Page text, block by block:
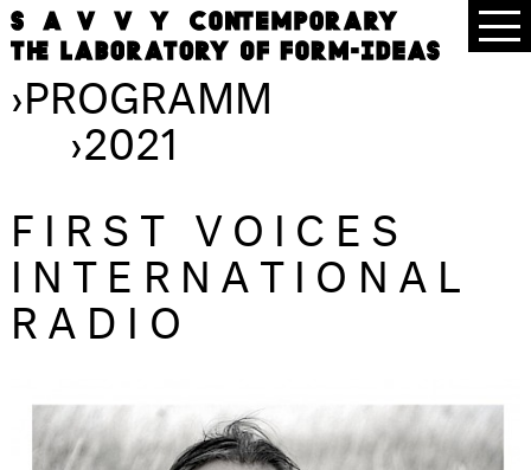
›PROGRAMM
›2021
FIRST VOICES
INTERNATIONAL
RADIO